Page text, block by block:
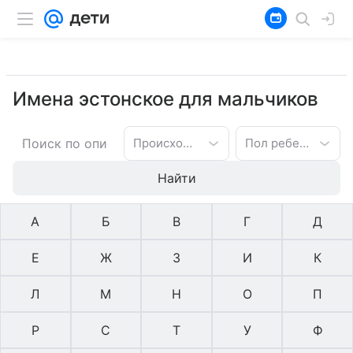
Имена эстонское для мальчиков
Происхождение имени Пол ребенка
Найти
А Б В Г Д
Е Ж З И К
Л М Н О П
Р С Т У Ф